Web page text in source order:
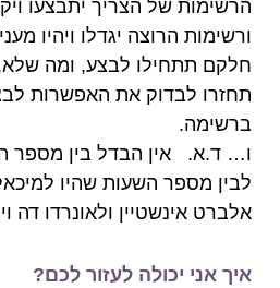
הרשימות של הצריך יתבצעו
ורשימות הרוצה יגדלו ויהיו
חלקם תתחילו לבצע, ומה
תחזרו לבדוק את האפשרות
ברשימה.
ו… ד.א. אין הבדל בין מספר
לבין מספר השעות שהיו
אלברט אינשטיין ולאונרדו דה
איך אני יכולה לעזור לכם?